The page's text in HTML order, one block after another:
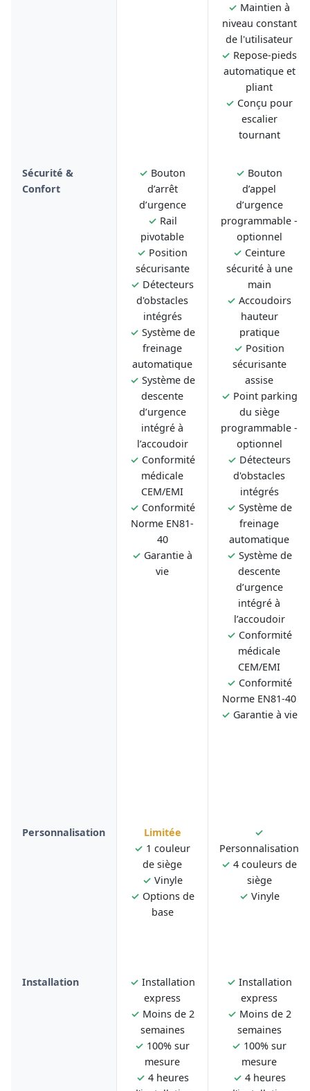
✓ Maintien à
niveau constant
de l'utilisateur
✓ Repose-pieds
automatique et
pliant
✓ Conçu pour
escalier
tournant
Sécurité &
Confort
✓ Bouton
d’arrêt
d’urgence
✓ Rail
pivotable
✓ Position
sécurisante
✓ Détecteurs
d'obstacles
intégrés
✓ Système de
freinage
automatique
✓ Système de
descente
d’urgence
intégré à
l’accoudoir
✓ Conformité
médicale
CEM/EMI
✓ Conformité
Norme EN81-
40
✓ Garantie à
vie
✓ Bouton
d’appel
d’urgence
programmable -
optionnel
✓ Ceinture
sécurité à une
main
✓ Accoudoirs
hauteur
pratique
✓ Position
sécurisante
assise
✓ Point parking
du siège
programmable -
optionnel
✓ Détecteurs
d'obstacles
intégrés
✓ Système de
freinage
automatique
✓ Système de
descente
d’urgence
intégré à
l’accoudoir
✓ Conformité
médicale
CEM/EMI
✓ Conformité
Norme EN81-40
✓ Garantie à vie
Personnalisation
Limitée
✓ 1 couleur
de siège
✓ Vinyle
✓ Options de
base
✓
Personnalisation
✓ 4 couleurs de
siège
✓ Vinyle
Installation ✓ Installation
express
✓ Moins de 2
semaines
✓ 100% sur
mesure
✓ 4 heures
✓ Installation
express
✓ Moins de 2
semaines
✓ 100% sur
mesure
✓ 4 heures